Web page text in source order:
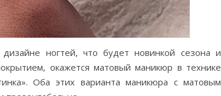
ногтей, что будет новинкой сезона и
окажется матовый маникюр в технике
Оба этих варианта маникюра с матовым